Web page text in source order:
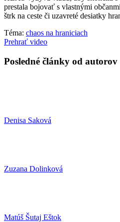
prestala bojovať s vlastnými
štrk na ceste či uzavreté desiatky
Téma: chaos na hraniciach
Prehrať video
Posledné články od autorov
Denisa Saková
Zuzana Dolinková
Matúš Šutaj Eštok